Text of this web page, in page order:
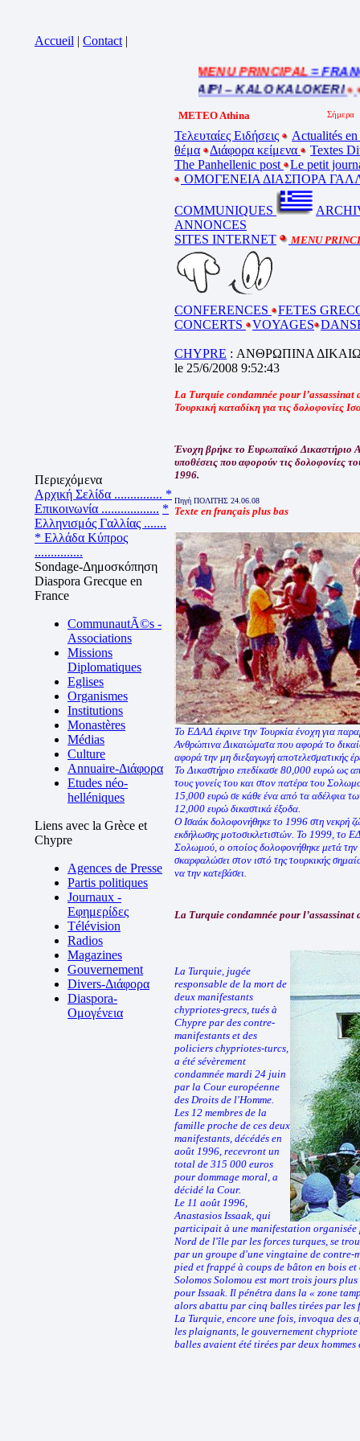
Accueil | Contact |
Περιεχόμενα
Αρχική Σελίδα ............... *
Επικοινωνία .................. *
Ελληνισμός Γαλλίας .......
* Ελλάδα Κύπρος
...............
Sondage-Δημοσκόπηση
Diaspora Grecque en
France
CommunautÃ©s -
Associations
Missions
Diplomatiques
Eglises
Organismes
Institutions
Monastères
Médias
Culture
Annuaire-Διάφορα
Etudes néo-
helléniques
Liens avec la Grèce et
Chypre
Agences de Presse
Partis politiques
Journaux -
Εφημερίδες
Télévision
Radios
Magazines
Gouvernement
Divers-Διάφορα
Diaspora-
Ομογένεια
= MENU PRINCIPAL=
BEL ETE – ΚΑΛΟ ΚΑΛΟΚΑΙΡΙ – KALO KALOKERI
METEO Athina
Τελευταίες Ειδήσεις
Actualités
θέμα
Διάφορα κείμενα
Textes
The Panhellenic post
Le petit
ΟΜΟΓΕΝΕΙΑ ΔΙΑΣΠΟΡΑ
COMMUNIQUES
ANNONCES
SITES INTERNET
MENU
CONFERENCES
FETES
CONCERTS
VOYAGES
CHYPRE : ΑΝΘΡΩΠΙΝΑ
le 25/6/2008 9:52:43
La Turquie condamnée pour l’assassinat
Τουρκική καταδίκη για τις δολοφονίες
Ένοχη βρήκε το Ευρωπαϊκό Δικαστήριο
υποθέσεις που αφορούν τις δολοφονίες
1996.
Πηγή ΠΟΛΙΤΗΣ 24.06.08
Texte en français plus bas
Το ΕΔΑΔ έκρινε την Τουρκία ένοχη για
Ανθρώπινα Δικαιώματα που αφορά το
αφορά την μη διεξαγωγή αποτελεσματικής
Το Δικαστήριο επεδίκασε 80,000 ευρώ ως
τους γονείς του και στον πατέρα του
15,000 ευρώ σε κάθε ένα από τα αδέλφια
12,000 ευρώ δικαστικά έξοδα.
Ο Ισαάκ δολοφονήθηκε το 1996 στη νεκρή
εκδήλωσης μοτοσικλετιστών. Το 1999, το
Σολωμού, ο οποίος δολοφονήθηκε μετά
σκαρφαλώσει στον ιστό της τουρκικής
να την κατεβάσει.
La Turquie condamnée pour l’assassinat
La Turquie, jugée
responsable de la mort de
deux manifestants
chypriotes-grecs, tués à
Chypre par des contre-
manifestants et des
policiers chypriotes-turcs,
a été sévèrement
condamnée mardi 24 juin
par la Cour européenne
des Droits de l'Homme.
Les 12 membres de la
famille proche de ces deux
manifestants, décédés en
août 1996, recevront un
total de 315 000 euros
pour dommage moral, a
décidé la Cour.
Le 11 août 1996,
Anastasios Issaak, qui
participait à une manifestation
Nord de l'île par les forces turques, se
par un groupe d'une vingtaine de contre-
pied et frappé à coups de bâton en bois et
Solomos Solomou est mort trois jours
pour Issaak. Il pénétra dans la « zone
alors abattu par cinq balles tirées par les
La Turquie, encore une fois, invoqua des
les plaignants, le gouvernement
balles avaient été tirées par deux hommes